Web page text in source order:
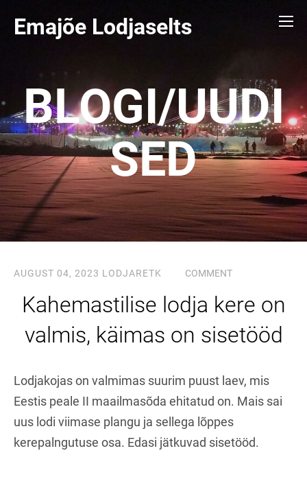
Emajõe Lodjaselts
BLOGI/UUDI
SED
AUGUST 04, 2023 LODJARETK COMMENT
Kahemastilise lodja kere on
valmis, käimas on sisetööd
Lodjakojas on valmimas suurim puust laev, mis
Eestis peale II maailmasõda ehitatud on. Mais sai
uus lodi viimase plangu ja sellega lõppes
kerepalngutuse osa. Edasi jätkuvad sisetööd.